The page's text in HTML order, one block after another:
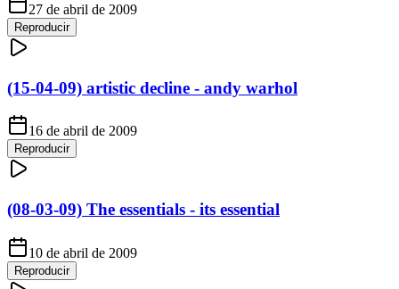
27 de abril de 2009
Reproducir
(15-04-09) artistic decline - andy warhol
16 de abril de 2009
Reproducir
(08-03-09) The essentials - its essential
10 de abril de 2009
Reproducir